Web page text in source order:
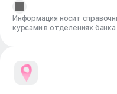
Информация носит
курсами в отделениях банка